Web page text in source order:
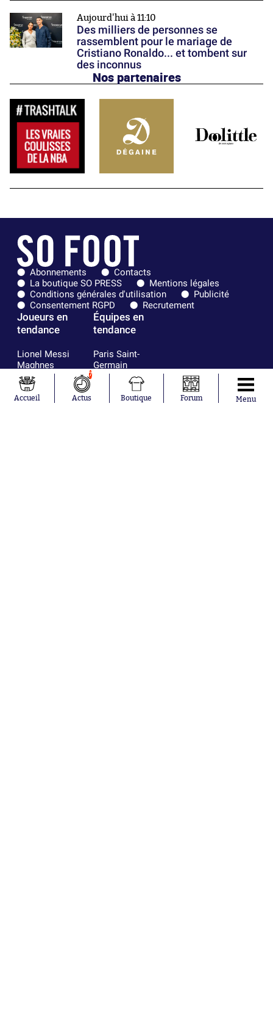
Aujourd'hui à 11:10
Des milliers de personnes se
rassemblent pour le mariage de
Cristiano Ronaldo... et tombent sur
des inconnus
Nos partenaires
Abonnements
Contacts
La boutique SO PRESS
Mentions légales
Conditions générales d'utilisation
Publicité
Consentement RGPD
Recrutement
Joueurs en
tendance
Lionel Messi
Maghnes
Akliouche
Mohamed
Salah
Équipes en
tendance
Paris Saint-
Germain
Real Madrid
Olympique de
Marseille
Accueil
7
Actus Boutique Forum Menu